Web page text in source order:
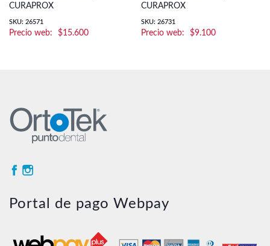
CURAPROX
SKU: 26571
$15.600
CURAPROX
SKU: 26731
$9.100
Portal de pago Webpay